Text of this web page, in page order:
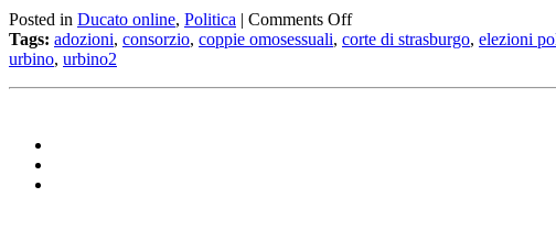
Posted in Ducato online, Politica | Comments Off
Tags: adozioni, consorzio, coppie omosessuali, corte di strasburgo, elezioni
urbino, urbino2